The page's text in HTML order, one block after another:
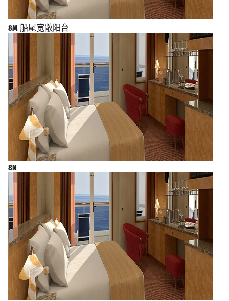
8M 船尾宽敞阳台
8N